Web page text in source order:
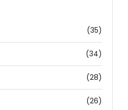
(35)
(34)
(28)
(26)